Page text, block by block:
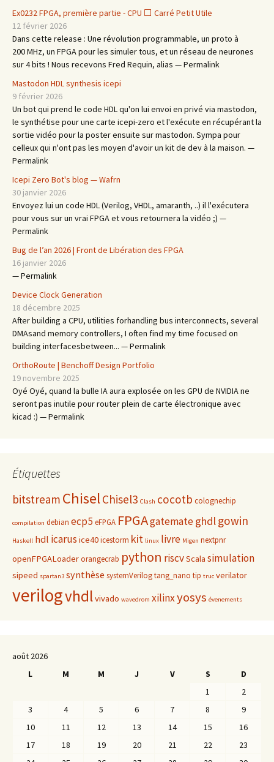
Ex0232 FPGA, première partie - CPU ⬜ Carré Petit Utile
12 février 2026
Dans cette release : Une révolution programmable, un proto à
200 MHz, un FPGA pour les simuler tous, et un réseau de neurones
sur 4 bits ! Nous recevons Fred Requin, alias — Permalink
Mastodon HDL synthesis icepi
9 février 2026
Un bot qui prend le code HDL qu'on lui envoi en privé via mastodon,
le synthétise pour une carte icepi-zero et l'exécute en récupérant la
sortie vidéo pour la poster ensuite sur mastodon. Sympa pour
celleux qui n'ont pas les moyen d'avoir un kit de dev à la maison. —
Permalink
Icepi Zero Bot's blog — Wafrn
30 janvier 2026
Envoyez lui un code HDL (Verilog, VHDL, amaranth, ..) il l'exécutera
pour vous sur un vrai FPGA et vous retournera la vidéo ;) —
Permalink
Bug de l’an 2026 | Front de Libération des FPGA
16 janvier 2026
— Permalink
Device Clock Generation
18 décembre 2025
After building a CPU, utilities forhandling bus interconnects, several
DMAsand memory controllers, I often find my time focused on
building interfacesbetween... — Permalink
OrthoRoute | Benchoff Design Portfolio
19 novembre 2025
Oyé Oyé, quand la bulle IA aura explosée on les GPU de NVIDIA ne
seront pas inutile pour router plein de carte électronique avec
kicad :) — Permalink
Étiquettes
bitstream ChiselChisel3 Clash cocotb colognechip
compilation debian ecp5eFPGA FPGAgatemateghdlgowin
Haskell hdl icarusice40icestorm kit linux livre Migen nextpnr
openFPGALoaderorangecrab python riscvScala simulation
sipeed spartan3 synthèse systemVerilogtang_nano tip truc verilator
verilogvhdlvivado wavedrom xilinxyosys évenements
août 2026
L
M M J V S
D
1
2
3
4 5 6 7 8
9
10
11 12 13 14 15
16
17
18 19 20 21 22
23